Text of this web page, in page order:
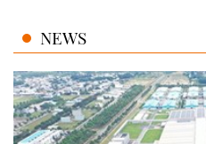
NEWS